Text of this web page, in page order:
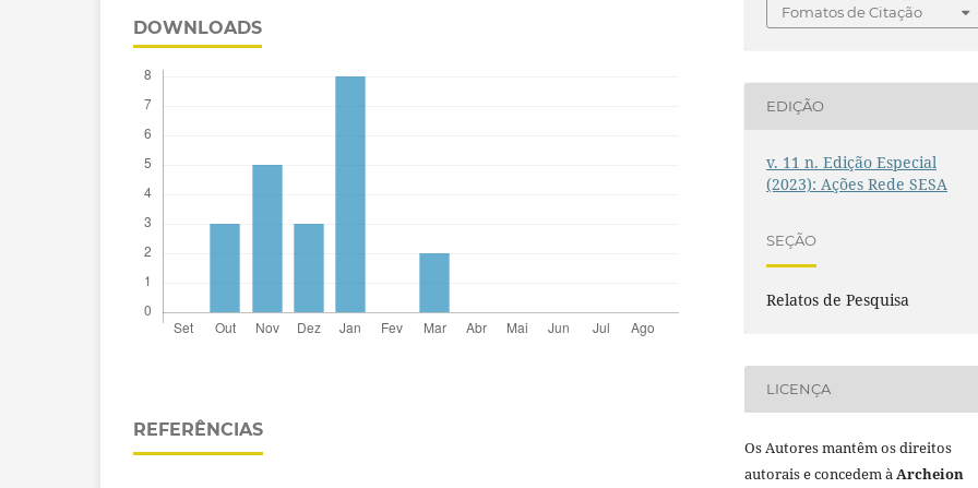
DOWNLOADS
REFERÊNCIAS
Fomatos de Citação
EDIÇÃO
v. 11 n. Edição Especial
(2023): Ações Rede SESA
SEÇÃO
Relatos de Pesquisa
LICENÇA
Os Autores mantêm os direitos
autorais e concedem àArcheion